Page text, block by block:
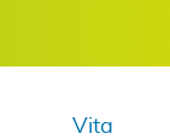
Vita